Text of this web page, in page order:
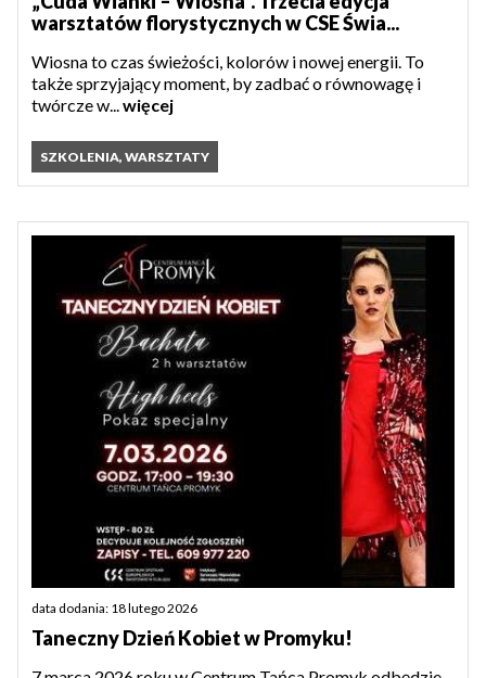
warsztatów florystycznych w CSE Świa...
Wiosna to czas świeżości, kolorów i nowej energii. To
także sprzyjający moment, by zadbać o równowagę i
twórcze w...więcej
SZKOLENIA, WARSZTATY
data dodania: 18 lutego 2026
Taneczny Dzień Kobiet w Promyku!